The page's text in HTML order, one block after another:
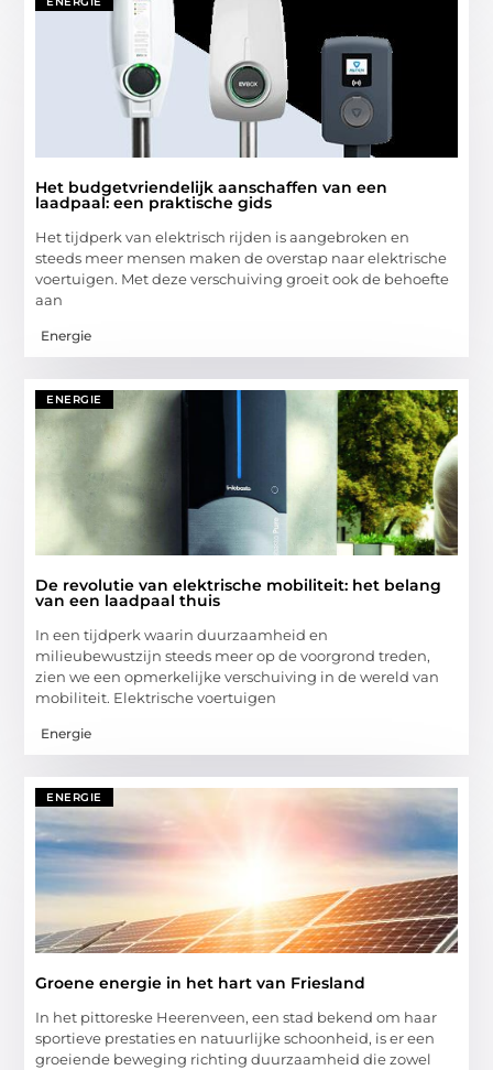
Het budgetvriendelijk aanschaffen van een
laadpaal: een praktische gids
Het tijdperk van elektrisch rijden is aangebroken en
steeds meer mensen maken de overstap naar elektrische
voertuigen. Met deze verschuiving groeit ook de behoefte
aan
Energie
ENERGIE
De revolutie van elektrische mobiliteit: het belang
van een laadpaal thuis
In een tijdperk waarin duurzaamheid en
milieubewustzijn steeds meer op de voorgrond treden,
zien we een opmerkelijke verschuiving in de wereld van
mobiliteit. Elektrische voertuigen
Energie
ENERGIE
Groene energie in het hart van Friesland
In het pittoreske Heerenveen, een stad bekend om haar
sportieve prestaties en natuurlijke schoonheid, is er een
groeiende beweging richting duurzaamheid die zowel